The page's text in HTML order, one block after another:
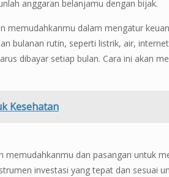
anggaran belanjamu dengan bijak.
memudahkanmu dalam mengatur
bulanan rutin, seperti listrik, air,
dibayar setiap bulan. Cara ini akan
Kesehatan
dan pasangan untuk
investasi yang tepat dan sesuai